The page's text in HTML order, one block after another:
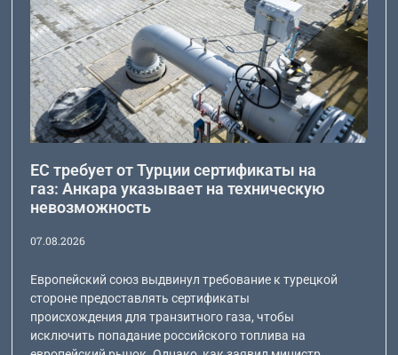
ЕС требует от Турции сертификаты на
газ: Анкара указывает на техническую
невозможность
07.08.2026
Европейский союз выдвинул требование к турецкой
стороне предоставлять сертификаты
происхождения для транзитного газа, чтобы
исключить попадание российского топлива на